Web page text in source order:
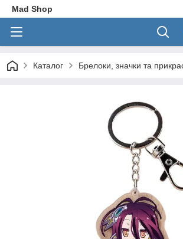
Mad Shop
Каталог Брелоки, значки та